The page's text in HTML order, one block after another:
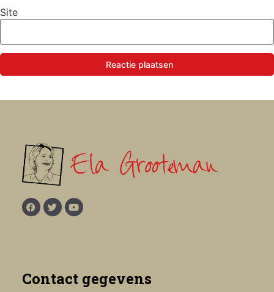
Site
Reactie plaatsen
Contact gegevens